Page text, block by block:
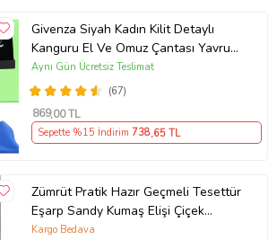
Givenza Siyah Kadın Kilit Detaylı
Kanguru El Ve Omuz Çantası Yavru
Çantalı Cüzdan Ve Kolye Hediyeli
(67)
Aynı Gün Ücretsiz Teslimat
869,00 TL
Sepette %15 İndirim 738,65 TL
Zümrüt Pratik Hazır Geçmeli Tesettür
Eşarp Sandy Kumaş Elişi Çiçek
İşlemeli Pullu 1604_37
Kargo Bedava